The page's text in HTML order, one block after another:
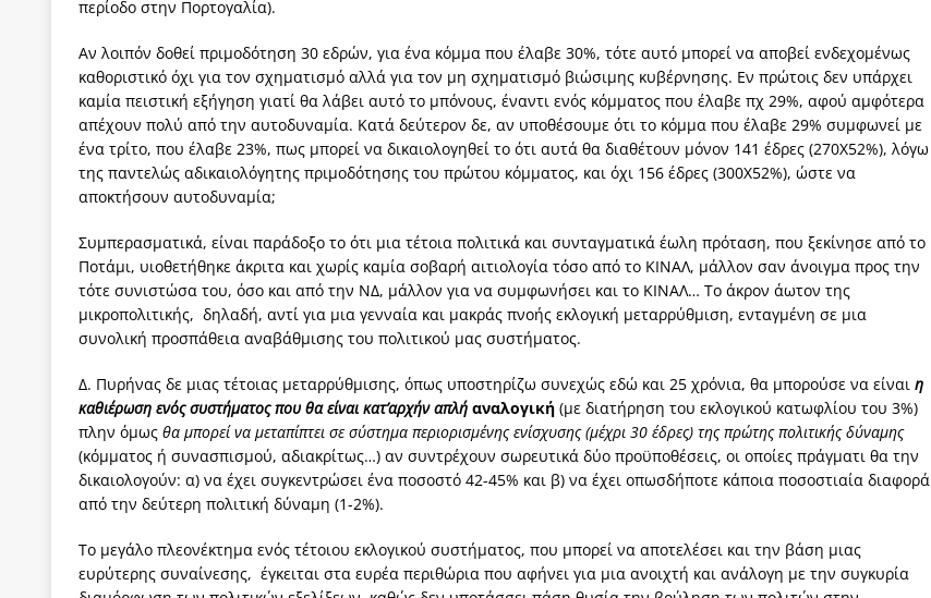
περίοδο στην Πορτογαλία).
Αν λοιπόν δοθεί πριμοδότηση 30 εδρών, για ένα κόμμα που έλαβε 30%, τότε αυτό μπορεί να αποβεί ενδεχομένως
καθοριστικό όχι για τον σχηματισμό αλλά για τον μη σχηματισμό βιώσιμης κυβέρνησης. Εν πρώτοις δεν υπάρχει
καμία πειστική εξήγηση γιατί θα λάβει αυτό το μπόνους, έναντι ενός κόμματος που έλαβε πχ 29%, αφού αμφότερα
απέχουν πολύ από την αυτοδυναμία. Κατά δεύτερον δε, αν υποθέσουμε ότι το κόμμα που έλαβε 29% συμφωνεί με
ένα τρίτο, που έλαβε 23%, πως μπορεί να δικαιολογηθεί το ότι αυτά θα διαθέτουν μόνον 141 έδρες (270Χ52%), λόγω
της παντελώς αδικαιολόγητης πριμοδότησης του πρώτου κόμματος, και όχι 156 έδρες (300Χ52%), ώστε να
αποκτήσουν αυτοδυναμία;
Συμπερασματικά, είναι παράδοξο το ότι μια τέτοια πολιτικά και συνταγματικά έωλη πρόταση, που ξεκίνησε από το
Ποτάμι, υιοθετήθηκε άκριτα και χωρίς καμία σοβαρή αιτιολογία τόσο από το ΚΙΝΑΛ, μάλλον σαν άνοιγμα προς την
τότε συνιστώσα του, όσο και από την ΝΔ, μάλλον για να συμφωνήσει και το ΚΙΝΑΛ… Το άκρον άωτον της
μικροπολιτικής, δηλαδή, αντί για μια γενναία και μακράς πνοής εκλογική μεταρρύθμιση, ενταγμένη σε μια
συνολική προσπάθεια αναβάθμισης του πολιτικού μας συστήματος.
Δ. Πυρήνας δε μιας τέτοιας μεταρρύθμισης, όπως υποστηρίζω συνεχώς εδώ και 25 χρόνια, θα μπορούσε να είναι η
καθιέρωση ενός συστήματος που θα είναι κατ’αρχήν απλή αναλογική (με διατήρηση του εκλογικού κατωφλίου του 3%)
πλην όμως θα μπορεί να μεταπίπτει σε σύστημα περιορισμένης ενίσχυσης (μέχρι 30 έδρες) της πρώτης πολιτικής δύναμης
(κόμματος ή συνασπισμού, αδιακρίτως…) αν συντρέχουν σωρευτικά δύο προϋποθέσεις, οι οποίες πράγματι θα την
δικαιολογούν: α) να έχει συγκεντρώσει ένα ποσοστό 42-45% και β) να έχει οπωσδήποτε κάποια ποσοστιαία διαφορά
από την δεύτερη πολιτική δύναμη (1-2%).
Το μεγάλο πλεονέκτημα ενός τέτοιου εκλογικού συστήματος, που μπορεί να αποτελέσει και την βάση μιας
ευρύτερης συναίνεσης, έγκειται στα ευρέα περιθώρια που αφήνει για μια ανοιχτή και ανάλογη με την συγκυρία